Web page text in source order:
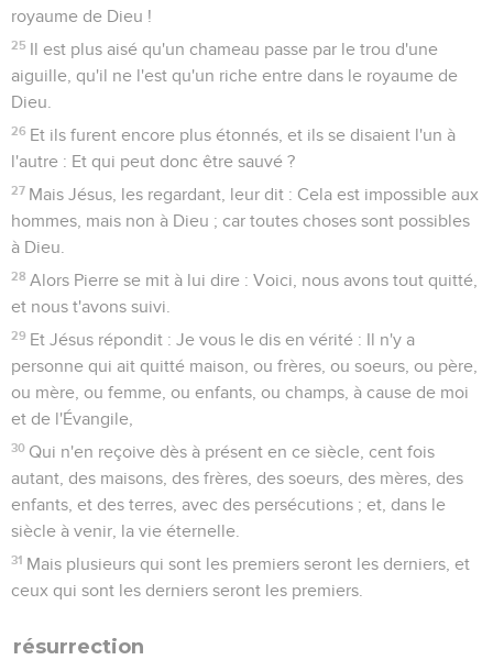
royaume de Dieu !
25 Il est plus aisé qu'un chameau passe par le trou d'une
aiguille, qu'il ne l'est qu'un riche entre dans le royaume de
Dieu.
26 Et ils furent encore plus étonnés, et ils se disaient l'un à
l'autre : Et qui peut donc être sauvé ?
27 Mais Jésus, les regardant, leur dit : Cela est impossible aux
hommes, mais non à Dieu ; car toutes choses sont possibles
à Dieu.
28 Alors Pierre se mit à lui dire : Voici, nous avons tout quitté,
et nous t'avons suivi.
29 Et Jésus répondit : Je vous le dis en vérité : Il n'y a
personne qui ait quitté maison, ou frères, ou soeurs, ou père,
ou mère, ou femme, ou enfants, ou champs, à cause de moi
et de l'Évangile,
30 Qui n'en reçoive dès à présent en ce siècle, cent fois
autant, des maisons, des frères, des soeurs, des mères, des
enfants, et des terres, avec des persécutions ; et, dans le
siècle à venir, la vie éternelle.
31 Mais plusieurs qui sont les premiers seront les derniers, et
ceux qui sont les derniers seront les premiers.
résurrection